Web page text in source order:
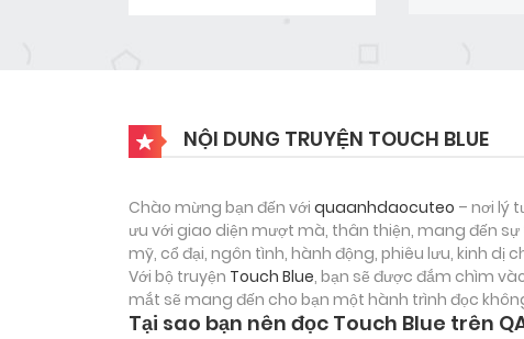
NỘI DUNG TRUYỆN TOUCH BLUE
Chào mừng bạn đến với quaanhdaocuteo – nơi lý
ưu với giao diện mượt mà, thân thiện, mang đến
mỹ, cổ đại, ngôn tình, hành động, phiêu lưu, kinh dị
Với bộ truyện Touch Blue, bạn sẽ được đắm chìm
mắt sẽ mang đến cho bạn một hành trình đọc
Tại sao bạn nên đọc Touch Blue trên